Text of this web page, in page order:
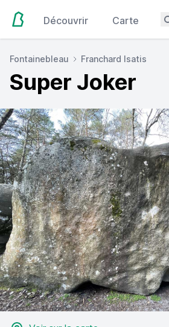
Découvrir Carte
Fontainebleau Franchard Isatis
Super Joker